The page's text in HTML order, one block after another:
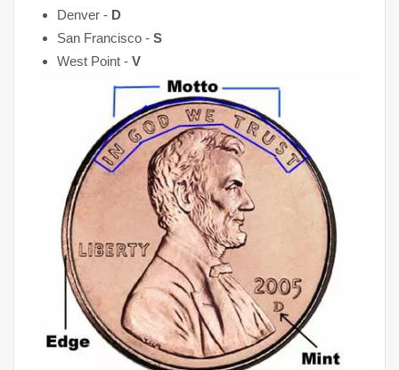
Denver - D
San Francisco - S
West Point - V